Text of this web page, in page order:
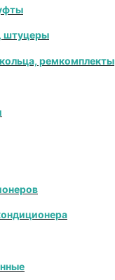
штуцеры
ремкомплекты